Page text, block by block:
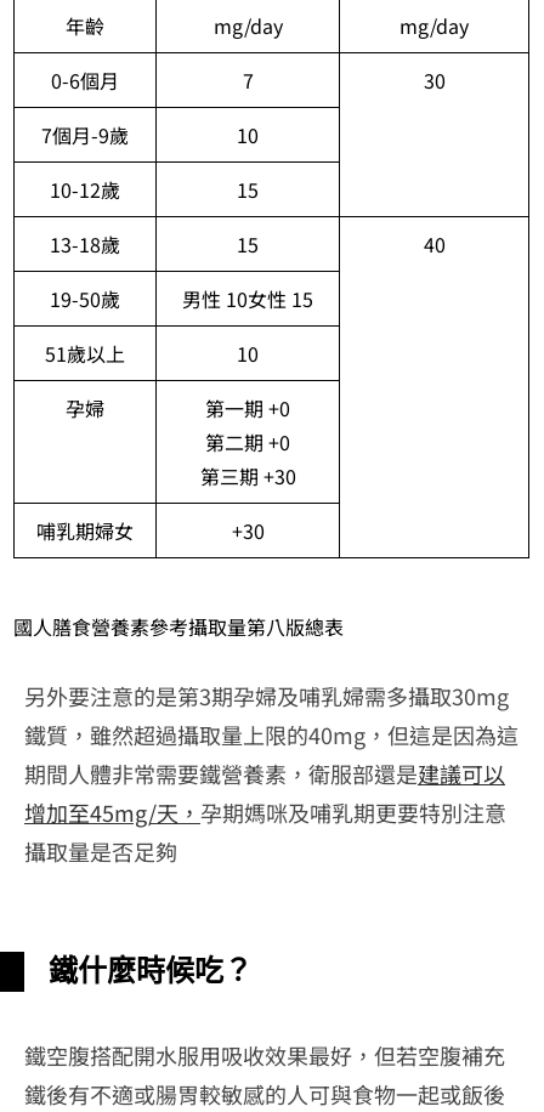
年齡
mg/day
mg/day
0-6個月
7
30
7個月-9歲
10
10-12歲
15
13-18歲
15
40
19-50歲
男性 10女性 15
51歲以上
10
孕婦
第一期 +0
第二期 +0
第三期 +30
哺乳期婦女
+30
國人膳食營養素參考攝取量第八版總表
另外要注意的是第3期孕婦及哺乳婦需多攝取30mg
鐵質，雖然超過攝取量上限的40mg，但這是因為這
期間人體非常需要鐵營養素，衛服部還是建議可以
增加至45mg/天， 孕期媽咪及哺乳期更要特別注意
攝取量是否足夠
鐵什麼時候吃？
鐵空腹搭配開水服用吸收效果最好，但若空腹補充
鐵後有不適或腸胃較敏感的人可與食物一起或飯後